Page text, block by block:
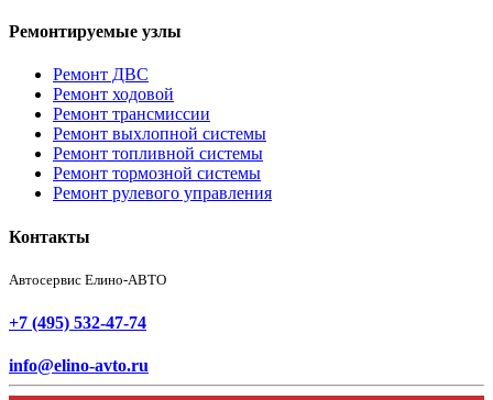
Ремонтируемые узлы
Ремонт ДВС
Ремонт ходовой
Ремонт трансмиссии
Ремонт выхлопной системы
Ремонт топливной системы
Ремонт тормозной системы
Ремонт рулевого управления
Контакты
Автосервис Елино-АВТО
+7 (495) 532-47-74
info@elino-avto.ru